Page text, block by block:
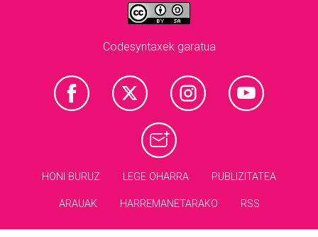
Codesyntaxek garatua
HONI BURUZ LEGE OHARRA PUBLIZITATEA
ARAUAK HARREMANETARAKO RSS